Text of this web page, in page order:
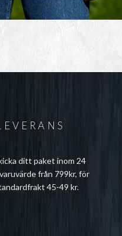
ditt paket inom 24
från 799kr, för
45-49 kr.